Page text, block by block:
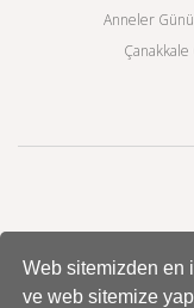
Web sitemizden en
ve web sitemize
Anneler